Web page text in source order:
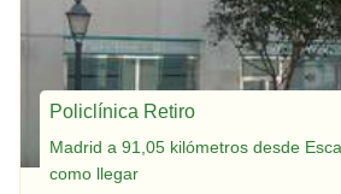
Policlínica Retiro
Madrid a 91,05 kilómetros desde
como llegar